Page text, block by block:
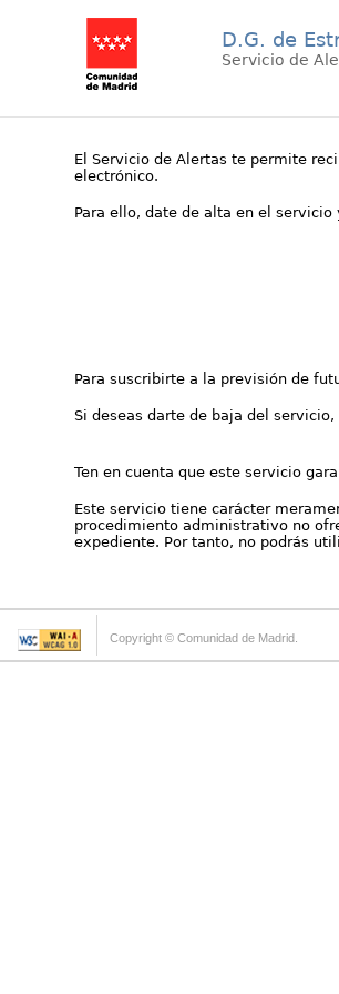
D.G. de
Servicio de
El Servicio de Alertas te permite
electrónico.
Para ello, date de alta en el
Para suscribirte a la previsión de
Si deseas darte de baja del
Ten en cuenta que este servicio
Este servicio tiene carácter
procedimiento administrativo no
expediente. Por tanto, no podrás
Copyright © Comunidad de Madrid.